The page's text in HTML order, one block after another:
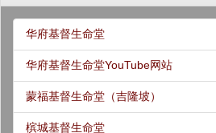
华府基督生命堂
华府基督生命堂YouTube网站
蒙福基督生命堂（吉隆坡）
槟城基督生命堂